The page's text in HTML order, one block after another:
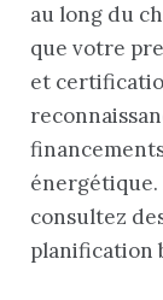
au long du
que votre
et
consultez
planification